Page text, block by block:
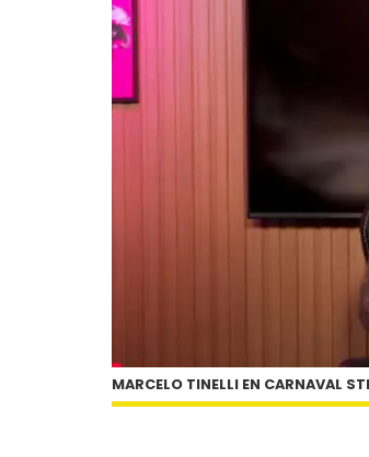
MARCELO TINELLI EN CARNAVAL